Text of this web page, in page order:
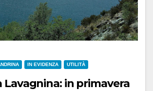
IN EVIDENZA UTILITÀ
Lavagnina: in primavera